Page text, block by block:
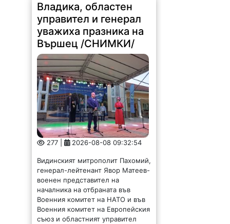
Владика, областен
управител и генерал
уважиха празника на
Вършец /СНИМКИ/
277 | 2026-08-08 09:32:54
Видинският митрополит Пахомий,
генерал-лейтенант Явор Матеев-
военен представител на
началника на отбраната във
Военния комитет на НАТО и във
Военния комитет на Европейския
съюз и областният управител